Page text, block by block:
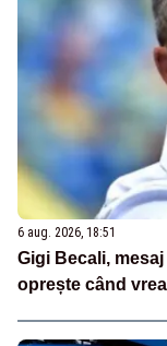
6 aug. 2026, 18:51
Gigi Becali,
oprește când